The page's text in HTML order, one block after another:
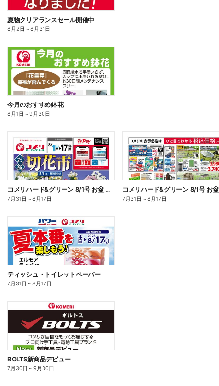
夏物クリアランスセール開催中
8月2日 ～8月31日
今月のおすすめ鉢花
8月1日 ～9月30日
コメリハード&グリーン 8/1号 お盆 切花市 オモテ
7月31日 ～8月17日 7月31日 ～8月17日
ティッシュ・トイレットペーパー
7月31日 ～8月17日
BOLTS新商品デビュー
7月30日 ～9月30日